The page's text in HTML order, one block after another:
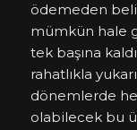
ödemeden
mümkün hale
tek başına
rahatlıkla
dönemlerde
olabilecek bu